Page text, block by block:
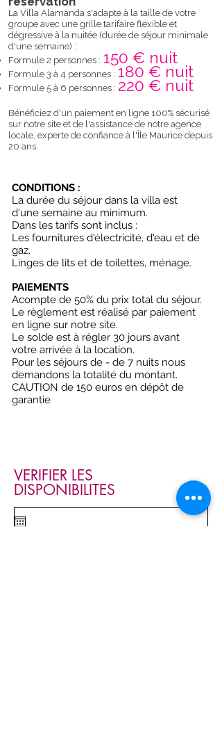
La Villa Alamanda s'adapte à la taille de votre
groupe avec une grille tarifaire flexible et
dégressive à la nuitée (durée de séjour minimale
d'une semaine) :
Formule 2 personnes : 150 € nuit
Formule 3 à 4 personnes : 180 € nuit
Formule 5 à 6 personnes : 220 € nuit
Bénéficiez d'un paiement en ligne 100% sécurisé
sur notre site et de l'assistance de notre agence
locale, experte de confiance à l'Île Maurice depuis
20 ans.
CONDITIONS :
La durée du séjour dans la villa est
d'une semaine au minimum.
Dans les tarifs sont inclus :
Les fournitures d'électricité, d'eau et de
gaz.
Linges de lits et de toilettes, ménage.
PAIEMENTS
Acompte de 50% du prix total du séjour.
Le règlement est réalisé par paiement
en ligne sur notre site.
Le solde est à régler 30 jours avant
votre arrivée à la location.
Pour les séjours de - de 7 nuits nous
demandons la totalité du montant.
CAUTION de 150 euros en dépôt de
garantie
VERIFIER LES
DISPONIBILITES